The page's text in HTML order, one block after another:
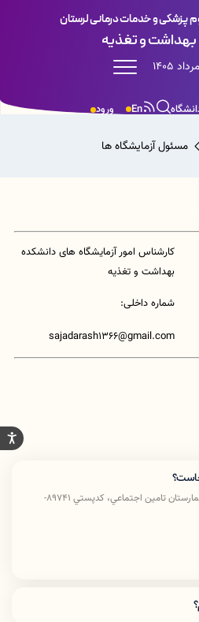
پزشکی و خدمات درمانی لرستان
و تغذیه
ورود En
مسئول آزمایشگاه ها
کارشناس امور آزمایشگاه های دانشکده
بهداشت و تغذیه
شماره داخلی:
sajadarash1366@gmail.com
خرم آباد،گلدشت شرقي،جنب بيمارستان تامين اجتماعي، كدپستي 89741-